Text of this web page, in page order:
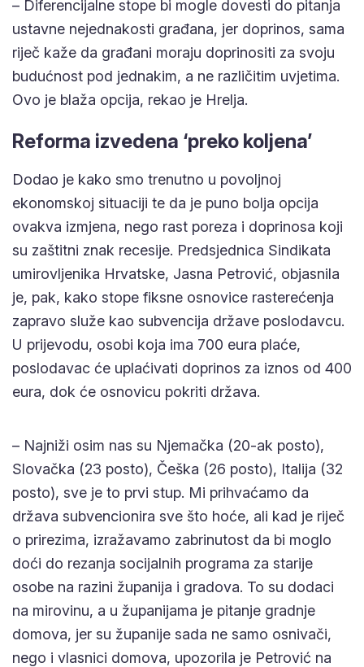
– Diferencijalne stope bi mogle dovesti do pitanja
ustavne nejednakosti građana, jer doprinos, sama
riječ kaže da građani moraju doprinositi za svoju
budućnost pod jednakim, a ne različitim uvjetima.
Ovo je blaža opcija, rekao je Hrelja.
Reforma izvedena ‘preko koljena’
Dodao je kako smo trenutno u povoljnoj
ekonomskoj situaciji te da je puno bolja opcija
ovakva izmjena, nego rast poreza i doprinosa koji
su zaštitni znak recesije. Predsjednica Sindikata
umirovljenika Hrvatske, Jasna Petrović, objasnila
je, pak, kako stope fiksne osnovice rasterećenja
zapravo služe kao subvencija države poslodavcu.
U prijevodu, osobi koja ima 700 eura plaće,
poslodavac će uplaćivati doprinos za iznos od 400
eura, dok će osnovicu pokriti država.
– Najniži osim nas su Njemačka (20-ak posto),
Slovačka (23 posto), Češka (26 posto), Italija (32
posto), sve je to prvi stup. Mi prihvaćamo da
država subvencionira sve što hoće, ali kad je riječ
o prirezima, izražavamo zabrinutost da bi moglo
doći do rezanja socijalnih programa za starije
osobe na razini županija i gradova. To su dodaci
na mirovinu, a u županijama je pitanje gradnje
domova, jer su županije sada ne samo osnivači,
nego i vlasnici domova, upozorila je Petrović na